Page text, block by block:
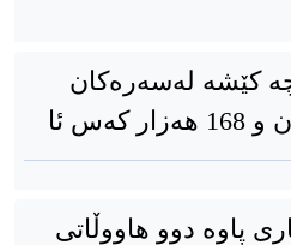
کێشه‌ له‌سه‌ره‌کان
پاوە دوو هاووڵاتی